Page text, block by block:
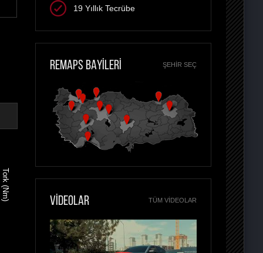
Tork (Nm)
19 Yıllık Tecrübe
REMAPS BAYİLERİ ŞEHIR SEÇ
VİDEOLAR TÜM VIDEOLAR